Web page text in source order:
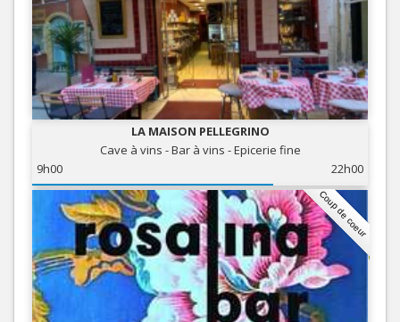
LA MAISON PELLEGRINO
Cave à vins - Bar à vins - Epicerie fine
9h00
22h00
Coup de coeur